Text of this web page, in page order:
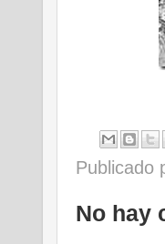
Publicado
No hay